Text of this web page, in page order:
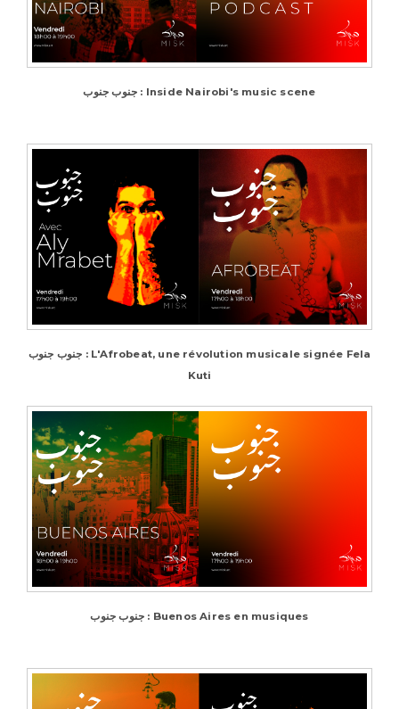
جنوب جنوب : Inside Nairobi's music scene
جنوب جنوب : L'Afrobeat, une révolution musicale signée Fela
Kuti
جنوب جنوب : Buenos Aires en musiques